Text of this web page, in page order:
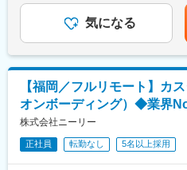
プログラミング言語：HTML/
データ連携・分析：BigQuery
その他：GitHub / GitLab（バ
Confluence（タスク・ドキュ
変更の範囲：無
トを企画・設計から開発まで
・開発効率向上やパフォーマ
価値最大化に向けて主体的に取
・自動テストや CI/CD、IaC
を構築する
・クラウドネイティブな環境
で一貫して担当する
・セキュリティやプライバシ
御）を考慮して設計・実装する
給与詳細は、経験、能力、年
くまでも目安の金額であり、
ます。月給(月額)は固定手当を
気になる
【福岡／フルリモート】カ
オンボーディング）◆業界
株式会社ニーリー
正社員 転勤なし 5名以上採用